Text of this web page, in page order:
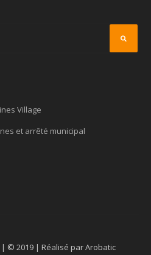
Village
et arrêté municipal
© 2019 | Réalisé par Arobatic